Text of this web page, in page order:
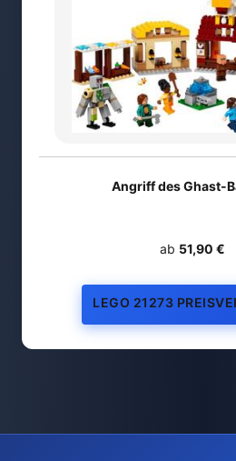
Angriff des Ghast-
ab 51,90 €
LEGO 21273